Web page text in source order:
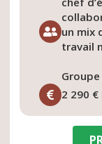
un mix
travail
2 290 €